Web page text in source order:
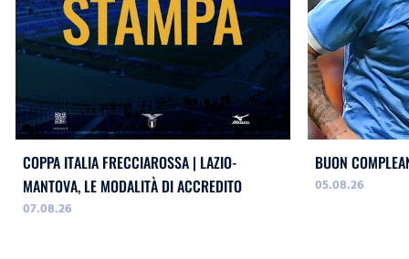
COPPA ITALIA FRECCIAROSSA | LAZIO-
MANTOVA, LE MODALITÀ DI ACCREDITO
07.08.26
BUON
05.08.26